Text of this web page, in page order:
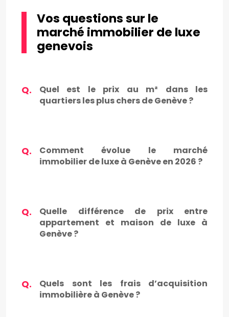
Vos questions sur le
marché immobilier de luxe
genevois
Quel est le prix au m² dans les
quartiers les plus chers de Genève ?
Comment évolue le marché
immobilier de luxe à Genève en 2026 ?
Quelle différence de prix entre
appartement et maison de luxe à
Genève ?
Quels sont les frais d’acquisition
immobilière à Genève ?